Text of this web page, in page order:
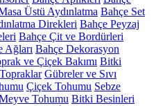
Üstü Aydınlatma Bahçe Set
Direkleri Bahçe Peyzaj
Bahçe Çit ve Bordürleri
Ağları Bahçe Dekorasyon
ve Çiçek Bakımı Bitki
Gübreler ve Sıvı
Çiçek Tohumu Sebze
Tohumu Bitki Besinleri